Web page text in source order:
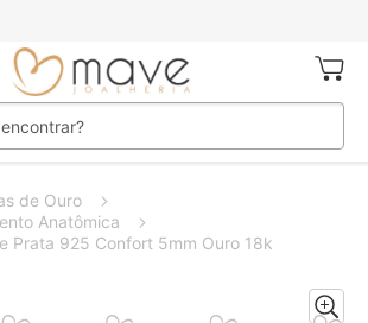
Meu
de Ouro
Anatômica
Prata 925 Confort 5mm Ouro 18k